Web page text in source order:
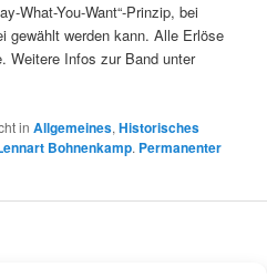
What-You-Want“-Prinzip, bei
gewählt werden kann. Alle Erlöse
Weitere Infos zur Band unter
inAllgemeines,Historisches
Bohnenkamp. Permanenter